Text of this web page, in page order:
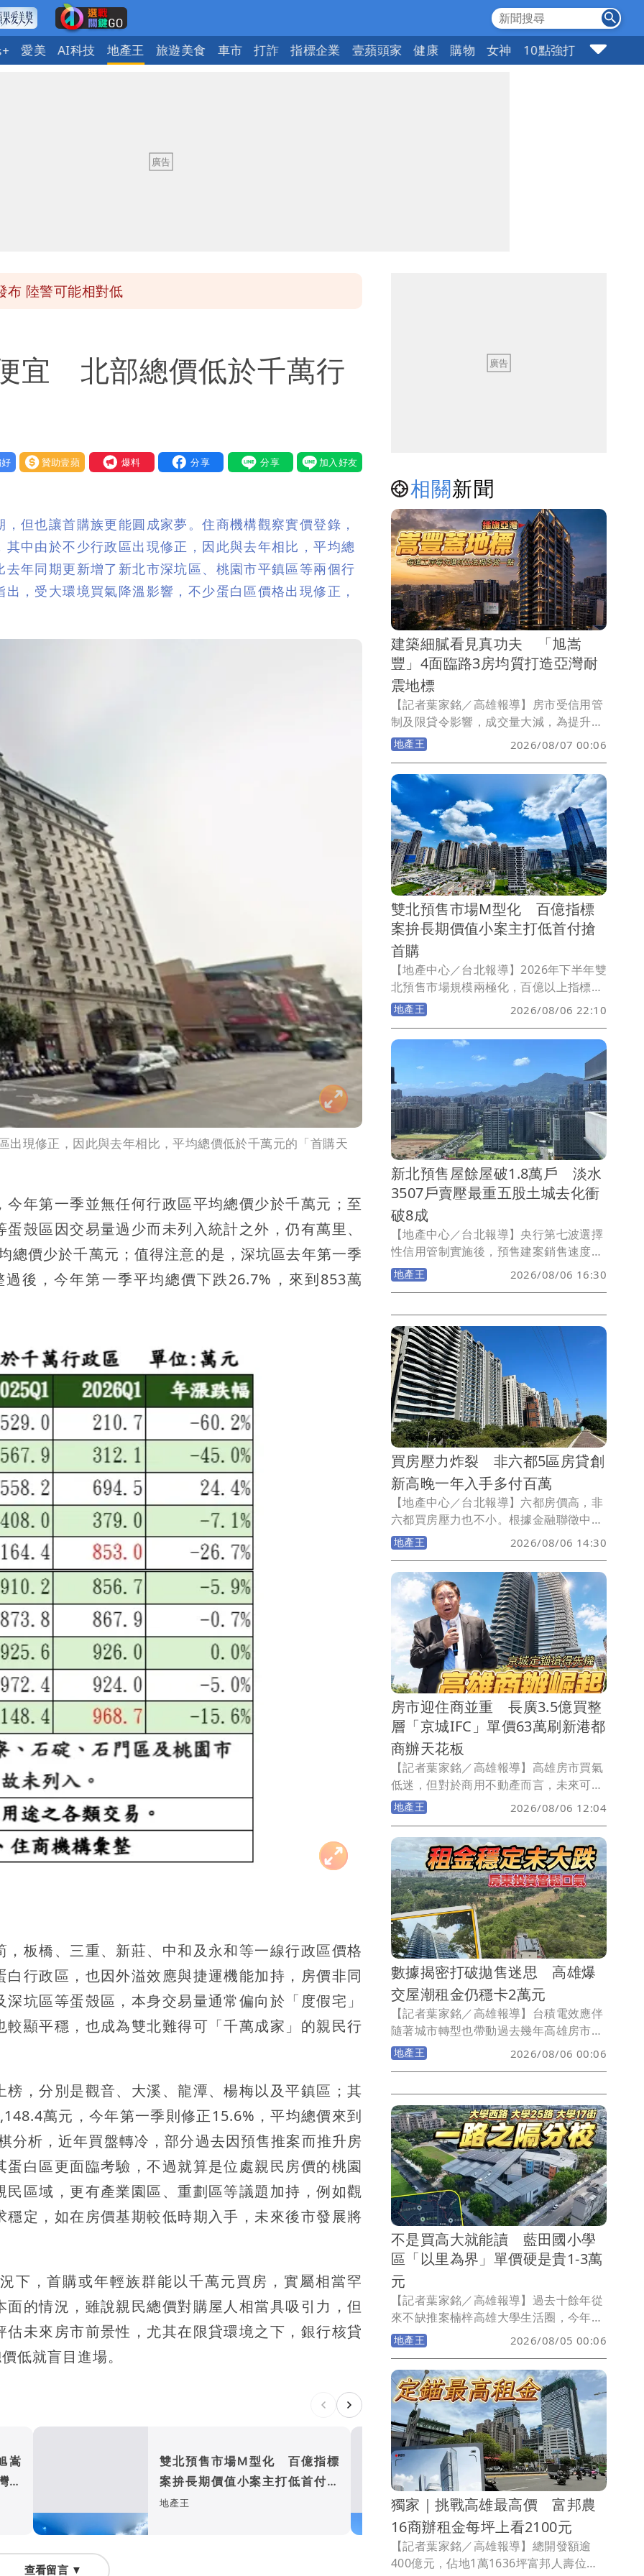
愛美 AI科技 地產王 旅遊美食 車市 打詐 指標企業 壹蘋頭家 健康 購物 女神 10點強打
陸警可能相對低
變強」 路徑分歧藏警訊：不利強度維持
宜 北部總價低於千萬行
贊助壹蘋 我要爆料
但也讓首購族更能圓成家夢。住商機構觀察實價登錄，
中由於不少行政區出現修正，因此與去年相比，平均總
年同期更新增了新北市深坑區、桃園市平鎮區等兩個行
，受大環境買氣降溫影響，不少蛋白區價格出現修正，
出現修正，因此與去年相比，平均總價低於千萬元的「首購天
年第一季並無任何行政區平均總價少於千萬元；至
殼區因交易量過少而未列入統計之外，仍有萬里、
總價少於千萬元；值得注意的是，深坑區去年第一季
後，今年第一季平均總價下跌26.7%，來到853萬
板橋、三重、新莊、中和及永和等一線行政區價格
行政區，也因外溢效應與捷運機能加持，房價非同
坑區等蛋殼區，本身交易量通常偏向於「度假宅」
顯平穩，也成為雙北難得可「千萬成家」的親民行
，分別是觀音、大溪、龍潭、楊梅以及平鎮區；其
萬元，今年第一季則修正15.6%，平均總價來到
分析，近年買盤轉冷，部分過去因預售推案而推升房
白區更面臨考驗，不過就算是位處親民房價的桃園
區域，更有產業園區、重劃區等議題加持，例如觀
定，如在房價基期較低時期入手，未來後市發展將
下，首購或年輕族群能以千萬元買房，實屬相當罕
的情況，雖說親民總價對購屋人相當具吸引力，但
未來房市前景性，尤其在限貸環境之下，銀行核貸
低就盲目進場。
嵩
耐
雙北預售市場M型化 百億指標
案拚長期價值小案主打低首付搶
首購
地產王
新北預售屋餘屋破1.8萬戶
3507戶賣壓最重五股土城去
破8成
地產王
查看留言 ▼
相關新聞
建築細膩看見真功夫 「旭嵩
豐」4面臨路3房均質打造亞灣耐
震地標
【記者葉家銘／高雄報導】房市受信用管
制及限貸令影響，成交量大減，為提升買
氣，市場充斥著琳琅滿目行銷手法，然而
對購屋族而言，買房非買菜，如何將預算
放在對的標的物，地段是否具獨特性，產
品力能否保值抗跌，更重要的建商品牌能
否禁得起時間淬鍊，才是購屋依據。在高
雄建商中主打「量少質精」嵩豐建設，延
續過去推案特點，首跨南高雄就選在亞灣
「萬家福量販光華店」旁，推出大樓成屋
案「旭嵩豐」，基地4面臨路，單層4戶均
邊間，九宮格結構搭配日本住友制震，戶
數單純、最適規模、頂規建材，購屋一次
到位。
地產王 2026/08/07 00:06
雙北預售市場M型化 百億指標
案拚長期價值小案主打低首付搶
首購
【地產中心／台北報導】2026年下半年雙
北預售市場規模兩極化，百億以上指標案
與50億元以下中小案並立。信義代銷童莉
婷指出，百億大案憑區域亮點與品牌力衝
高房價、賣長期價值；中小案則以小坪
數、低首付催買氣，搶攻首購現金流，
「百億大案仰賴區域亮點、品牌實力與大
型社區規劃，提升產品稀有性與長期持有
價值，支撐高基期房價；50億元以下的中
小型個案則著重小坪數、低首付，以資金
彈性換取購屋可行性，提高買方進場意
願。」
地產王 2026/08/06 22:10
新北預售屋餘屋破1.8萬戶 淡水
3507戶賣壓最重五股土城去化衝
破8成
【地產中心／台北報導】央行第七波選擇
性信用管制實施後，預售建案銷售速度明
顯放緩，進而推升預售市場的待售餘屋
量。永慶房產集團盤點2021年7月預售屋
「待售餘屋量」與「累計銷售率」。數據
顯示，新北市全區待售餘屋量已突破1萬8
千戶，其中淡水、三重、林口等重劃區推
案重鎮的賣壓最為顯著，土城、五股的累
計銷售率則雙雙突破8成。
地產王 2026/08/06 16:30
買房壓力炸裂 非六都5區房貸創
新高晚一年入手多付百萬
【地產中心／台北報導】六都房價高，非
六都買房壓力也不小。根據金融聯徵中心
2026年Q1新增房貸資料統計，非六都15
個縣市當中，包括新竹縣、苗栗縣、彰化
縣、嘉義縣及嘉義市，五個縣市平均房貸
金額同步創下歷史新高！房價與房貸壓
力，均為非六都地區中名列前茅！其中，
房貸壓力最高的是新竹縣，Q1平均房貸
來到史上新高達1347萬元，增壓幅度也居
冠，晚一年入手就要多負擔131萬元！苗
栗縣負擔也明顯增壓，晚一年同樣多負擔
逾百萬元！
地產王 2026/08/06 14:30
房市迎住商並重 長廣3.5億買整
層「京城IFC」單價63萬刷新港都
商辦天花板
【記者葉家銘／高雄報導】高雄房市買氣
低迷，但對於商用不動產而言，未來可能
如同雨後春筍般一棟棟的出現，而且單價
可能不斷邁向新高！今日上午長廣股份有
限公司發出重訊，以總價約3.495億元，
購入農16特區京城集團位於凹子底森林公
園首排，位於30樓商辦「京城IFC」，含9
個車位每個車位312.2萬元，總面積
547.34坪，換算每坪成交單價63萬元，直
接改寫高雄商辦單價新高紀錄。
地產王 2026/08/06 12:04
數據揭密打破拋售迷思 高雄爆
交屋潮租金仍穩卡2萬元
【記者葉家銘／高雄報導】台積電效應伴
隨著城市轉型也帶動過去幾年高雄房市買
氣，然而隨著央行信用管制導致交易動能
出現大幅衰退，當房仲統計全台將面臨大
數據而言房東可以鬆一口氣！《壹蘋新聞
網》統計2023-2026年高雄屋齡2年內新
成屋過戶、大樓出租戶數與租金發現，所
謂的龐大交屋潮與出租潮均呈現走揚，但
近3年租金行情維持在中位數2-2.1萬元盤
整，整體市場呈現相對樂觀態勢。
地產王 2026/08/06 00:06
不是買高大就能讀 藍田國小學
區「以里為界」單價硬是貴1-3萬
元
【記者葉家銘／高雄報導】過去十餘年從
來不缺推案楠梓高雄大學生活圈，今年8
月迎來區內第2所小學藍田國小，該校屬
全國首座全鋼構小學，建設經費10.7億
元，佔地2.95公頃，國小有48班，115學
年度招收25班，共計475人；非營利幼兒
園2班學生40人；公托3班學生60人，因
高雄大學屬房市熱區，在台積電效應後吸
引許多科技新貴進駐，而藍田國小校舍剛
完工招生，也吸引許多家長慕名而來，但
《壹蘋新聞網》提醒並非高雄大學重劃區
內均可就讀藍田國小，須屬藍田里才符合
資格，若屬中興與中和里則為援中國小學
區。
地產王 2026/08/05 00:06
獨家｜挑戰高雄最高價 富邦農
16商辦租金每坪上看2100元
【記者葉家銘／高雄報導】總開發額逾
400億元，佔地1萬1636坪富邦人壽位於